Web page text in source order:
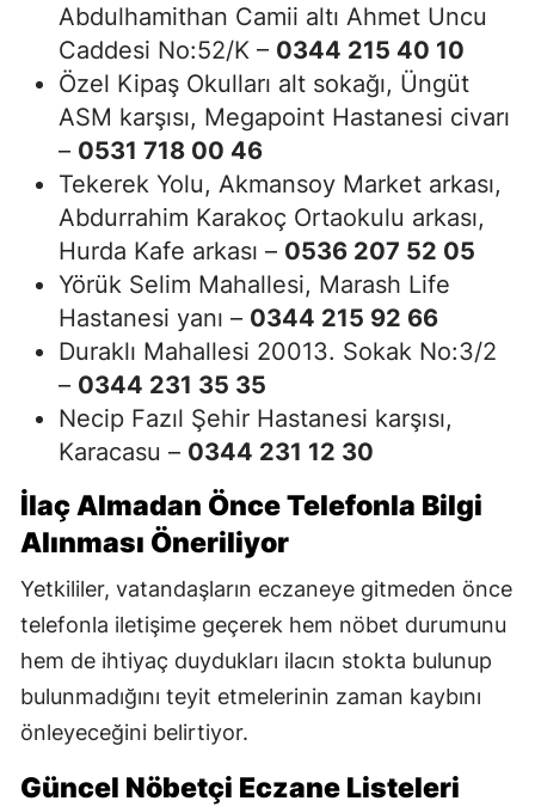
Abdulhamithan Camii altı Ahmet Uncu
Caddesi No:52/K – 0344 215 40 10
Özel Kipaş Okulları alt sokağı, Üngüt
ASM karşısı, Megapoint Hastanesi civarı
– 0531 718 00 46
Tekerek Yolu, Akmansoy Market arkası,
Abdurrahim Karakoç Ortaokulu arkası,
Hurda Kafe arkası – 0536 207 52 05
Yörük Selim Mahallesi, Marash Life
Hastanesi yanı – 0344 215 92 66
Duraklı Mahallesi 20013. Sokak No:3/2
– 0344 231 35 35
Necip Fazıl Şehir Hastanesi karşısı,
Karacasu – 0344 231 12 30
İlaç Almadan Önce Telefonla Bilgi
Alınması Öneriliyor
Yetkililer, vatandaşların eczaneye gitmeden önce
telefonla iletişime geçerek hem nöbet durumunu
hem de ihtiyaç duydukları ilacın stokta bulunup
bulunmadığını teyit etmelerinin zaman kaybını
önleyeceğini belirtiyor.
Güncel Nöbetçi Eczane Listeleri